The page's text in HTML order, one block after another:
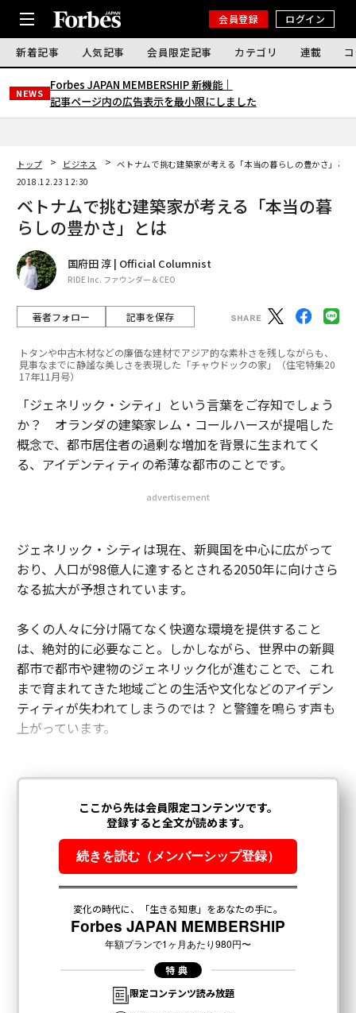
会員登録 ログイン
新着記事 人気記事 会員限定記事 カテゴリ 連載
NEWS
Forbes JAPAN MEMBERSHIP 新機能｜
記事ページ内の広告表示を最小限にしました
トップ ビジネス
ベトナムで挑む建築家が考える「本当の暮らしの豊かさ」とは
2018.12.23 12:30
ベトナムで挑む建築家が考える「本当の暮
らしの豊かさ」とは
国府田 淳 | Official Columnist
RIDE Inc. ファウンダー＆CEO
著者フォロー 記事を保存
トタンや中古木材などの廉価な建材でアジア的な素朴さを残しながらも、
見事なまでに静謐な美しさを表現した「チャウドックの家」（住宅特集20
17年11月号）
「ジェネリック・シティ」という言葉をご存知でしょう
か？ オランダの建築家レム・コールハースが提唱した
概念で、都市居住者の過剰な増加を背景に生まれてく
る、アイデンティティの希薄な都市のことです。
advertisement
ジェネリック・シティは現在、新興国を中心に広がって
おり、人口が98億人に達するとされる2050年に向けさら
なる拡大が予想されています。
多くの人々に分け隔てなく快適な環境を提供すること
は、絶対的に必要なこと。しかしながら、世界中の新興
都市で都市や建物のジェネリック化が進むことで、これ
まで育まれてきた地域ごとの生活や文化などのアイデン
ティティが失われてしまうのでは？ と警鐘を鳴らす声も
上がっています。